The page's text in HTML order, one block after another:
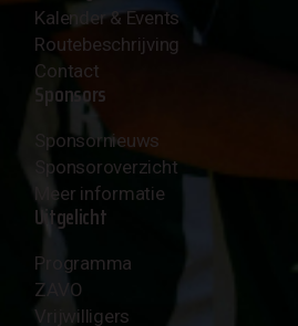
Kalender & Events
Routebeschrijving
Contact
Sponsors
Sponsornieuws
Sponsoroverzicht
Meer informatie
Uitgelicht
Programma
ZAVO
Vrijwilligers